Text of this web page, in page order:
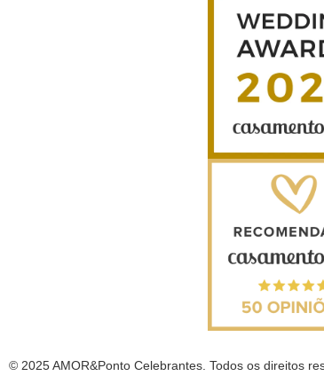
© 2025 AMOR&Ponto Celebrantes. Todos os direitos